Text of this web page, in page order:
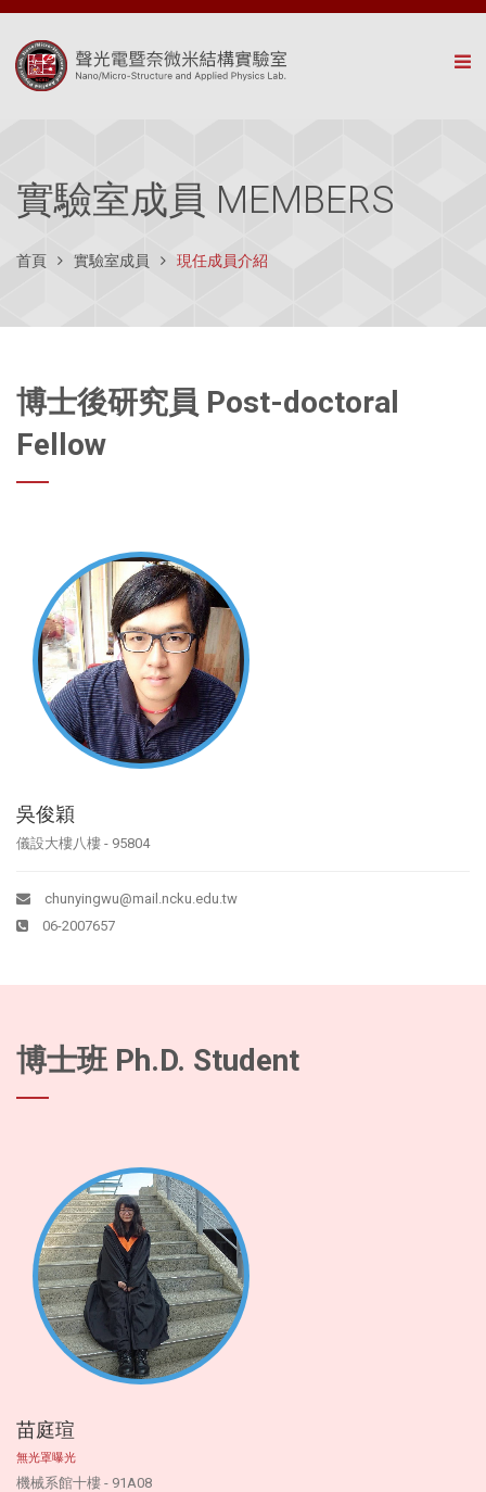
實驗室成員 MEMBERS
首頁 實驗室成員 現任成員介紹
博士後研究員 Post-doctoral
Fellow
吳俊穎
儀設大樓八樓 - 95804
chunyingwu@mail.ncku.edu.tw
06-2007657
博士班 Ph.D. Student
苗庭瑄
無光罩曝光
機械系館十樓 - 91A08